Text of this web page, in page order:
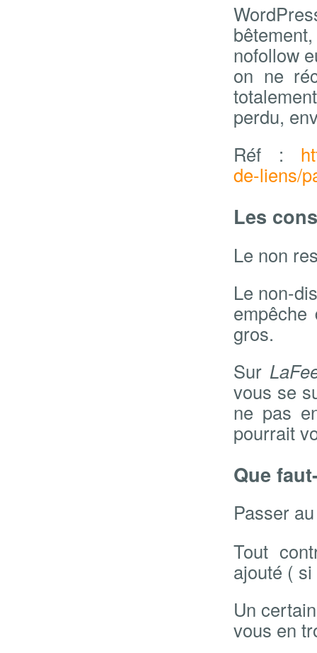
nofollow
on ne
perdu,
Réf :
de-liens/
Les
Le non
Le non-
gros.
Sur
vous se
ne pas
pourrait
Que
Passer
Tout
ajouté (
Un
vous en